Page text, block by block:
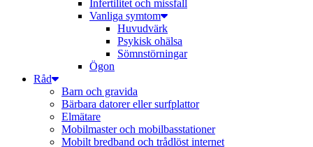
Infertilitet och missfall
Vanliga symtom
Huvudvärk
Psykisk ohälsa
Sömnstörningar
Ögon
Råd
Barn och gravida
Bärbara datorer eller surfplattor
Elmätare
Mobilmaster och mobilbasstationer
Mobilt bredband och trådlöst internet